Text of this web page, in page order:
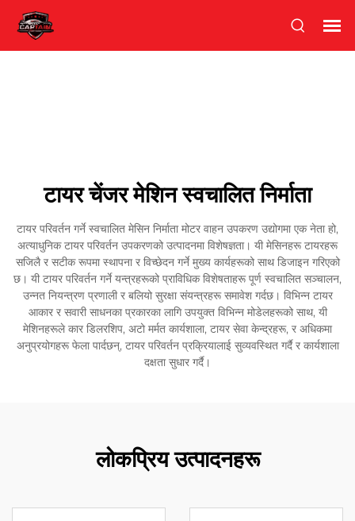
टायर चेंजर मेशिन स्वचालित निर्माता
टायर परिवर्तन गर्ने स्वचालित मेसिन निर्माता मोटर वाहन उपकरण उद्योगमा एक नेता हो,
अत्याधुनिक टायर परिवर्तन उपकरणको उत्पादनमा विशेषज्ञता। यी मेसिनहरू टायरहरू
सजिलै र सटीक रूपमा स्थापना र विच्छेदन गर्ने मुख्य कार्यहरूको साथ डिजाइन गरिएको
छ। यी टायर परिवर्तन गर्ने यन्त्रहरूको प्राविधिक विशेषताहरू पूर्ण स्वचालित सञ्चालन,
उन्नत नियन्त्रण प्रणाली र बलियो सुरक्षा संयन्त्रहरू समावेश गर्दछ। विभिन्न टायर
आकार र सवारी साधनका प्रकारका लागि उपयुक्त विभिन्न मोडेलहरूको साथ, यी
मेशिनहरूले कार डिलरशिप, अटो मर्मत कार्यशाला, टायर सेवा केन्द्रहरू, र अधिकमा
अनुप्रयोगहरू फेला पार्दछन्, टायर परिवर्तन प्रक्रियालाई सुव्यवस्थित गर्दै र कार्यशाला
दक्षता सुधार गर्दै।
लोकप्रिय उत्पादनहरू